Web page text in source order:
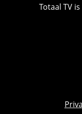
Totaal TV